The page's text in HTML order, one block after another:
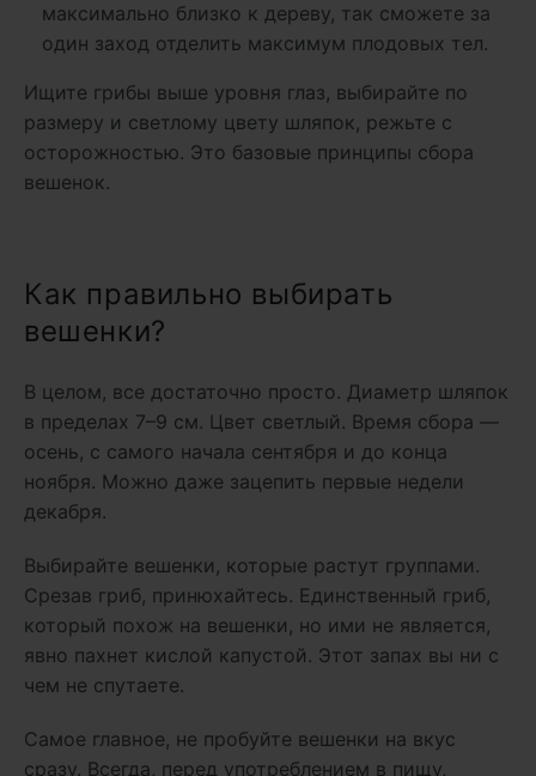
максимально близко к дереву, так сможете за
один заход отделить максимум плодовых тел.
Ищите грибы выше уровня глаз, выбирайте по
размеру и светлому цвету шляпок, режьте с
осторожностью. Это базовые принципы сбора
вешенок.
Как правильно выбирать
вешенки?
В целом, все достаточно просто. Диаметр шляпок
в пределах 7–9 см. Цвет светлый. Время сбора —
осень, с самого начала сентября и до конца
ноября. Можно даже зацепить первые недели
декабря.
Выбирайте вешенки, которые растут группами.
Срезав гриб, принюхайтесь. Единственный гриб,
который похож на вешенки, но ими не является,
явно пахнет кислой капустой. Этот запах вы ни с
чем не спутаете.
Самое главное, не пробуйте вешенки на вкус
сразу. Всегда, перед употреблением в пищу,